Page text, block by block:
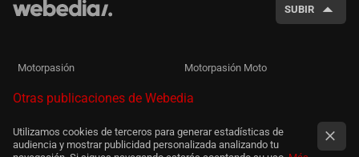
SUBIR
Motorpasión Motorpasión Moto
Otras publicaciones de Webedia
Utilizamos cookies de terceros para generar estadísticas de
audiencia y mostrar publicidad personalizada analizando tu